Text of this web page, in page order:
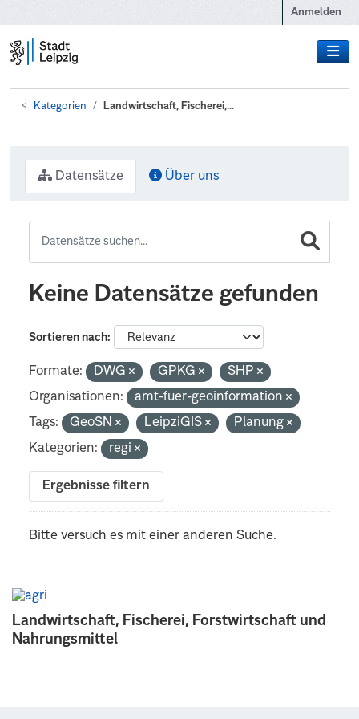
Anmelden
Kategorien Landwirtschaft, Fischerei,...
Landwirtschaft, Fischerei, Forstwirtschaft und
Nahrungsmittel
Datensätze Über uns
Keine Datensätze gefunden
Sortieren nach
Formate: DWG GPKG
SHP
Organisationen:
amt-fuer-geoinformation
Tags:
GeoSN LeipziGIS
Planung
Kategorien:
regi
Ergebnisse filtern
Bitte versuch es mit einer anderen Suche.